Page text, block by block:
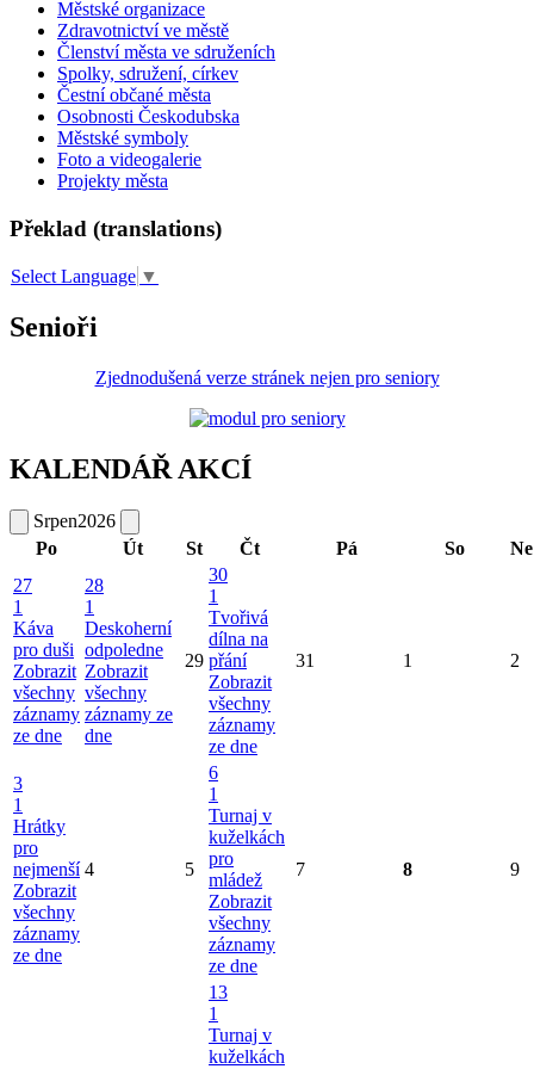
Městské organizace
Zdravotnictví ve městě
Členství města ve sdruženích
Spolky, sdružení, církev
Čestní občané města
Osobnosti Českodubska
Městské symboly
Foto a videogalerie
Projekty města
Překlad (translations)
Select Language ▼
Senioři
Zjednodušená verze stránek nejen pro seniory
KALENDÁŘ AKCÍ
Srpen2026
Po
Út St Čt Pá So
Ne
27
1
Káva
pro duši
Zobrazit
všechny
záznamy
ze dne
28
1
Deskoherní
odpoledne
Zobrazit
všechny
záznamy ze
dne
29
30
1
Tvořivá
dílna na
přání
Zobrazit
všechny
záznamy
ze dne
31 1 2
3
1
Hrátky
pro
nejmenší
Zobrazit
všechny
záznamy
ze dne
4 5
6
1
Turnaj v
kuželkách
pro
mládež
Zobrazit
všechny
záznamy
ze dne
7 8 9
13
1
Turnaj v
kuželkách